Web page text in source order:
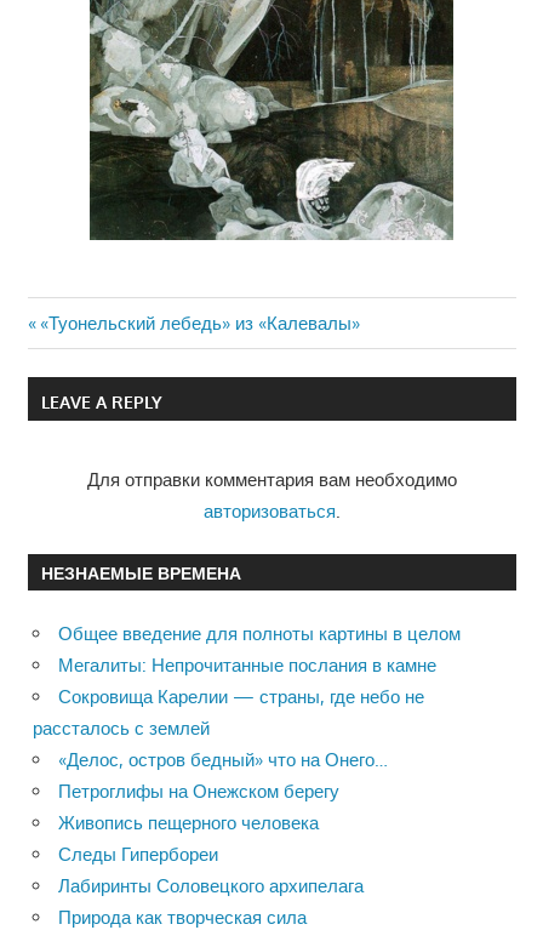
Навигация
по
Previous
Post:
«Туонельский лебедь» из «Калевалы»
LEAVE A REPLY
Для отправки комментария вам необходимо
авторизоваться
НЕЗНАЕМЫЕ ВРЕМЕНА
Общее введение для полноты картины в целом
Мегалиты: Непрочитанные послания в камне
Сокровища Карелии — страны, где небо не
рассталось с землей
«Делос, остров бедный» что на Онего…
Петроглифы на Онежском берегу
Живопись пещерного человека
Следы Гипербореи
Лабиринты Соловецкого архипелага
Природа как творческая сила